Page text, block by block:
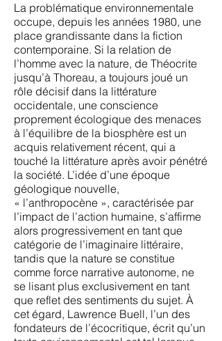
La problématique environnementale
occupe, depuis les années 1980, une
place grandissante dans la fiction
contemporaine. Si la relation de
l’homme avec la nature, de Théocrite
jusqu’à Thoreau, a toujours joué un
rôle décisif dans la littérature
occidentale, une conscience
proprement écologique des menaces
à l’équilibre de la biosphère est un
acquis relativement récent, qui a
touché la littérature après avoir pénétré
la société. L’idée d’une époque
géologique nouvelle,
« l’anthropocène », caractérisée par
l’impact de l’action humaine, s’affirme
alors progressivement en tant que
catégorie de l’imaginaire littéraire,
tandis que la nature se constitue
comme force narrative autonome, ne
se lisant plus exclusivement en tant
que reflet des sentiments du sujet. À
cet égard, Lawrence Buell, l’un des
fondateurs de l’écocritique, écrit qu’un